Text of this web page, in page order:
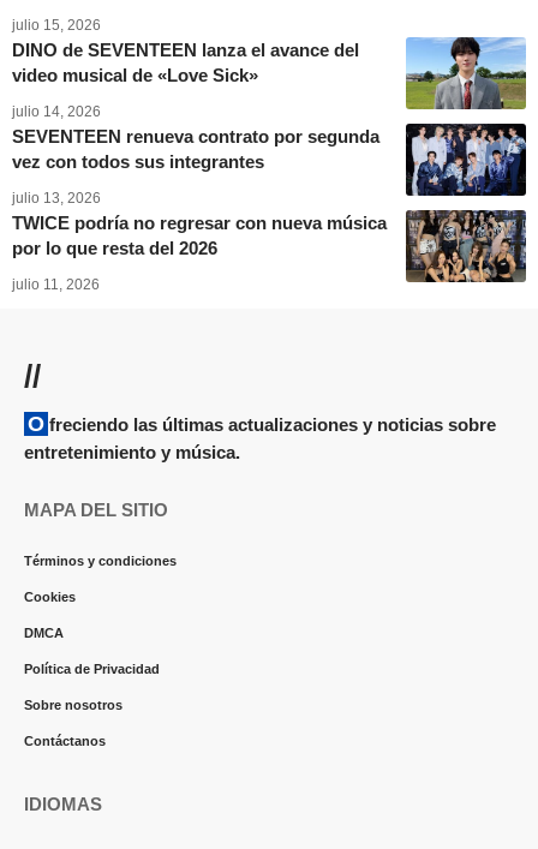
julio 15, 2026
DINO de SEVENTEEN lanza el avance del
video musical de «Love Sick»
julio 14, 2026
SEVENTEEN renueva contrato por segunda
vez con todos sus integrantes
julio 13, 2026
TWICE podría no regresar con nueva música
por lo que resta del 2026
julio 11, 2026
//
Ofreciendo las últimas actualizaciones y noticias sobre
entretenimiento y música.
MAPA DEL SITIO
Términos y condiciones
Cookies
DMCA
Política de Privacidad
Sobre nosotros
Contáctanos
IDIOMAS